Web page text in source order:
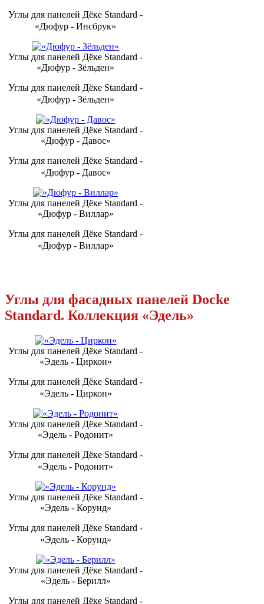
Углы для панелей Дёке Standard -
«Дюфур - Инсбрук»
Углы для панелей Дёке Standard -
«Дюфур - Зёльден»
Углы для панелей Дёке Standard -
«Дюфур - Зёльден»
Углы для панелей Дёке Standard -
«Дюфур - Давос»
Углы для панелей Дёке Standard -
«Дюфур - Давос»
Углы для панелей Дёке Standard -
«Дюфур - Виллар»
Углы для панелей Дёке Standard -
«Дюфур - Виллар»
Углы для фасадных панелей Docke
Standard. Коллекция «Эдель»
Углы для панелей Дёке Standard -
«Эдель - Циркон»
Углы для панелей Дёке Standard -
«Эдель - Циркон»
Углы для панелей Дёке Standard -
«Эдель - Родонит»
Углы для панелей Дёке Standard -
«Эдель - Родонит»
Углы для панелей Дёке Standard -
«Эдель - Корунд»
Углы для панелей Дёке Standard -
«Эдель - Корунд»
Углы для панелей Дёке Standard -
«Эдель - Берилл»
Углы для панелей Дёке Standard -